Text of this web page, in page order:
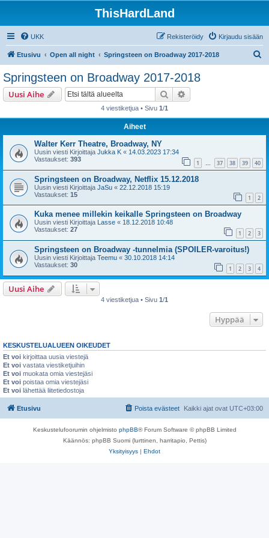
ThisHardLand
UKK Kirjaudu sisään
Rekisteröidy
Etusivu Open all night Springsteen on Broadway 2017-2018
Springsteen on Broadway 2017-2018
Uusi Aihe Etsi
4 viestiketjua • Sivu 1/1
Aiheet
Walter Kerr Theatre, Broadway, NY
Uusin viesti Kirjoittaja Jukka K « 14.03.2023 17:34
Vastaukset: 393 1 … 37 38 39 40
Springsteen on Broadway, Netflix 15.12.2018
Uusin viesti Kirjoittaja JaSu « 22.12.2018 15:19
Vastaukset: 15 1 2
Kuka menee millekin keikalle Springsteen on Broadway
Uusin viesti Kirjoittaja Lasse « 18.12.2018 10:48
Vastaukset: 27 1 2 3
Springsteen on Broadway -tunnelmia (SPOILER-varoitus!)
Uusin viesti Kirjoittaja Teemu « 30.10.2018 14:14
Vastaukset: 30 1 2 3 4
Uusi Aihe
4 viestiketjua • Sivu 1/1
Hyppää
KESKUSTELUALUEEN OIKEUDET
Et voi kirjoittaa uusia viestejä
Et voi vastata viestiketjuihin
Et voi muokata omia viestejäsi
Et voi poistaa omia viestejäsi
Et voi lähettää liitetiedostoja
Etusivu Kaikki ajat ovat UTC+03:00
Poista evästeet
Keskustelufoorumin ohjelmisto phpBB® Forum Software © phpBB Limited
Käännös: phpBB Suomi (lurttinen, harritapio, Pettis)
Yksityisyys | Ehdot